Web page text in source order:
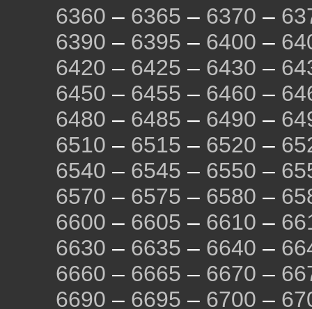
6360 – 6365 – 6370 –
6390 – 6395 – 6400 –
6420 – 6425 – 6430 –
6450 – 6455 – 6460 –
6480 – 6485 – 6490 –
6510 – 6515 – 6520 –
6540 – 6545 – 6550 –
6570 – 6575 – 6580 –
6600 – 6605 – 6610 –
6630 – 6635 – 6640 –
6660 – 6665 – 6670 –
6690 – 6695 – 6700 –